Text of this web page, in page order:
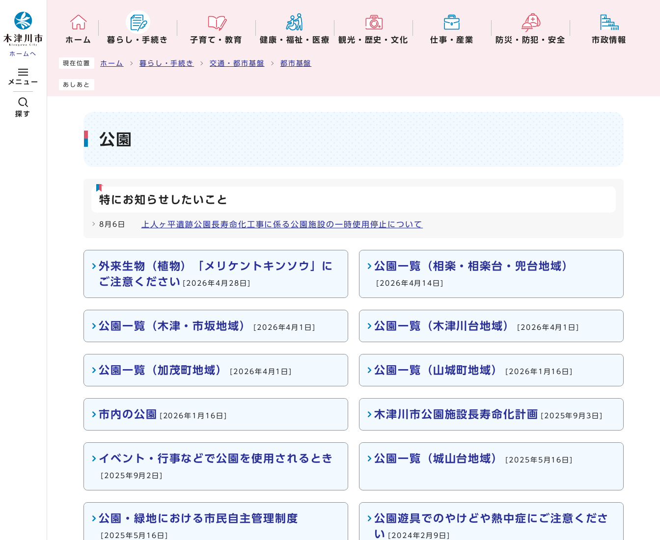
ホームへ
メニュー
探す
ホーム 暮らし・手続き 子育て・教育 健康・福祉・医療 観光・歴史・文化 仕事・産業 防災・防犯・安全 市政情報
ここから本文です
現在位置 ホーム 暮らし・手続き 交通・都市基盤 都市基盤
あしあと
公園
特にお知らせしたいこと
8月6日 上人ヶ平遺跡公園長寿命化工事に係る公園施設の一時使用停止について
メインメニュー
外来生物（植物）「メリケントキンソウ」に
ご注意ください
[2026年4月28日]
公園一覧（相楽・相楽台・兜台地域）
[2026年4月14日]
公園一覧（木津・市坂地域） [2026年4月1日] 公園一覧（木津川台地域） [2026年4月1日]
公園一覧（加茂町地域） [2026年4月1日] 公園一覧（山城町地域） [2026年1月16日]
市内の公園 [2026年1月16日] 木津川市公園施設長寿命化計画 [2025年9月3日]
イベント・行事などで公園を使用されるとき
[2025年9月2日]
公園一覧（城山台地域） [2025年5月16日]
公園・緑地における市民自主管理制度
[2025年5月16日]
公園遊具でのやけどや熱中症にご注意くださ
い
[2024年2月9日]